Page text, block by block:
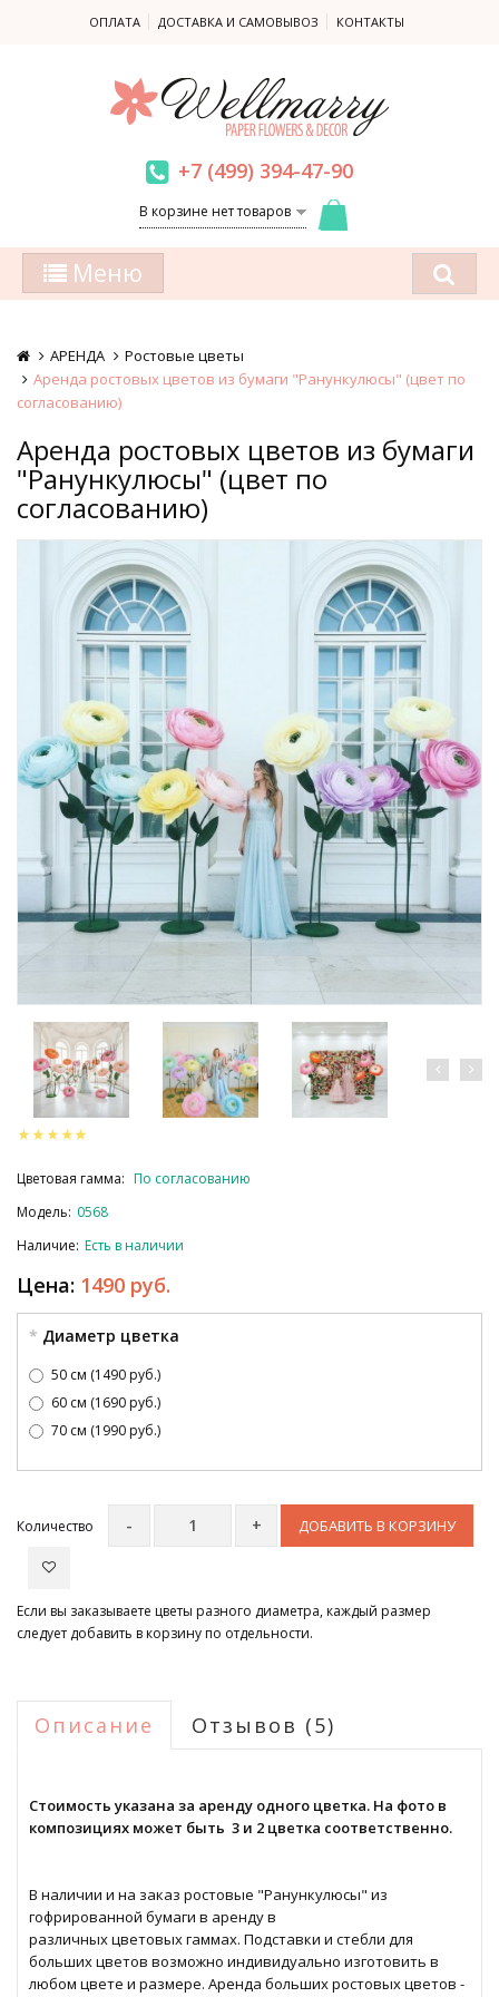
ОПЛАТА ДОСТАВКА И САМОВЫВОЗ КОНТАКТЫ
+7 (499) 394-47-90
В корзине нет товаров
Меню
АРЕНДА
Ростовые цветы
Аренда ростовых цветов из бумаги "Ранункулюсы" (цвет по
согласованию)
Аренда ростовых цветов из бумаги
"Ранункулюсы" (цвет по
согласованию)
Цветовая гамма: По согласованию
Модель: 0568
Наличие: Есть в наличии
Цена: 1490 руб.
Диаметр цветка
50 см (1490 руб.)
60 см (1690 руб.)
70 см (1990 руб.)
Количество ДОБАВИТЬ В КОРЗИНУ
Если вы заказываете цветы разного диаметра, каждый размер
следует добавить в корзину по отдельности.
Описание Отзывов (5)
Стоимость указана за аренду одного цветка. На фото в
композициях может быть 3 и 2 цветка соответственно.
В наличии и на заказ ростовые "Ранункулюсы" из
гофрированной бумаги в аренду в
различных цветовых гаммах. Подставки и стебли для
больших цветов возможно индивидуально изготовить в
любом цвете и размере. Аренда больших ростовых цветов -